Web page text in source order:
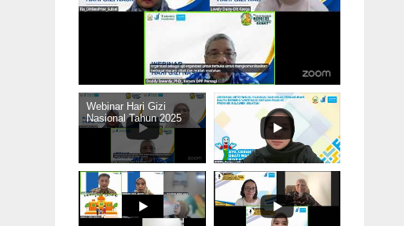
Webinar Hari Gizi
Nasional Tahun 2025